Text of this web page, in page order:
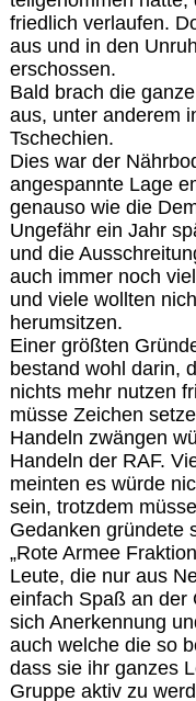
friedlich verlaufen.
aus und in den
erschossen.
Bald brach die
aus, unter anderem
Tschechien.
Dies war der
angespannte Lage
genauso wie die
Ungefähr ein Jahr
und die
auch immer noch
und viele wollten
herumsitzen.
Einer größten
bestand wohl darin,
nichts mehr nutzen
müsse Zeichen
Handeln zwängen
Handeln der RAF.
meinten es würde
sein, trotzdem
Gedanken gründete
„Rote Armee
Leute, die nur aus
einfach Spaß an der
sich Anerkennung
auch welche die so
dass sie ihr ganzes
Gruppe aktiv zu